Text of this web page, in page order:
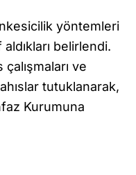
yöntemleri
belirlendi.
ve
tutuklanarak,
Kurumuna